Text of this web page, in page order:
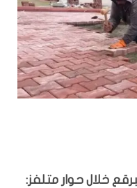
خلال حوار متلفز: